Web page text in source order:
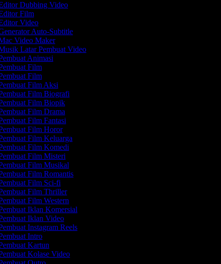
Dubbing Video
Film
Video
Auto-Subtitle
Video Maker
Latar Pembuat Video
Animasi
Film
Film
Film Aksi
Film Biografi
Film Biopik
Film Drama
Film Fantasi
Film Horor
Film Keluarga
Film Komedi
Film Misteri
Film Musikal
Film Romantis
Film Sci-fi
Film Thriller
Film Western
Iklan Komersial
Iklan Video
Instagram Reels
Intro
Kartun
Kolase Video